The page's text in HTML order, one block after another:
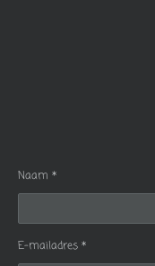
Naam *
E-mailadres *